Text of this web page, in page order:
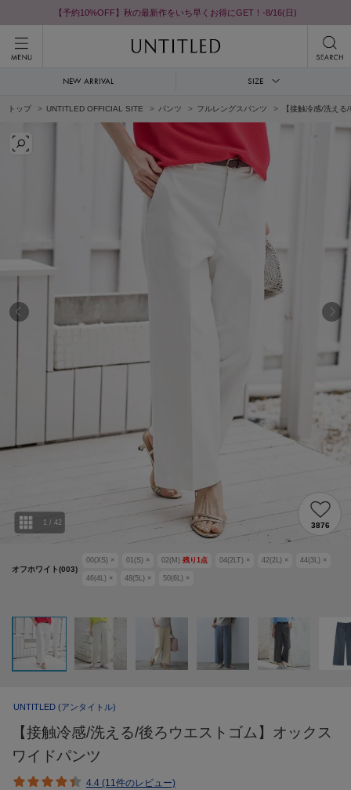
【予約10%OFF】秋の最新作をいち早くお得にGET！-8/16(日)
NEW ARRIVAL SIZE
トップ UNTITLED OFFICIAL SITE パンツ フルレングスパンツ 【接触冷感/洗え
オフホワイト(003)
00(XS) × 01(S) × 02(M) 残り 1点 04(2LT) × 42(2L) × 44(3L) ×
46(4L) × 48(5L) × 50(6L) ×
1 / 42 3876
UNTITLED (アンタイトル)
【接触冷感/洗える/後ろウエストゴム】オックス
ワイドパンツ
4.4 (11件のレビュー)